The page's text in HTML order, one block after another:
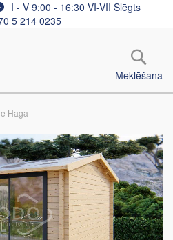
I - V 9:00 - 16:30 VI-VII Slēgts
5 214 0235
Meklēšana
Haga